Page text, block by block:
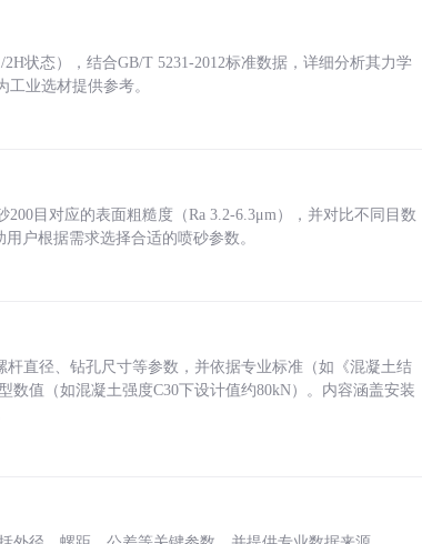
状态），结合GB/T 5231-2012标准数据，详细分析其力学
业选材提供参考。
目对应的表面粗糙度（Ra 3.2-6.3μm），并对比不同目数
户根据需求选择合适的喷砂参数。
直径、钻孔尺寸等参数，并依据专业标准（如《混凝土结
数值（如混凝土强度C30下设计值约80kN）。内容涵盖安装